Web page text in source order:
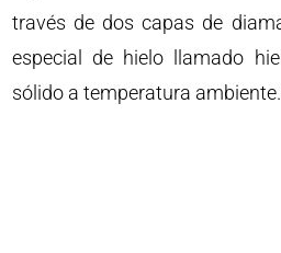
través de dos capas de
especial de hielo llamado
sólido a temperatura ambiente.